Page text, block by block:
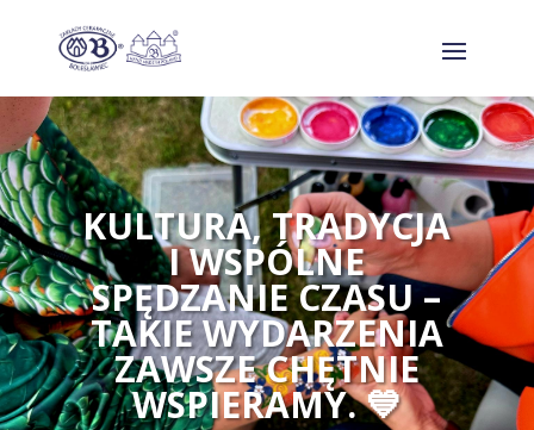
KULTURA, TRADYCJA
I WSPÓLNE
SPĘDZANIE CZASU –
TAKIE WYDARZENIA
ZAWSZE CHĘTNIE
WSPIERAMY. 💙